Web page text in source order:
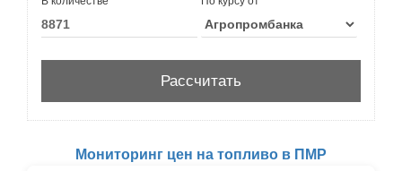
Мониторинг цен на топливо в ПМР